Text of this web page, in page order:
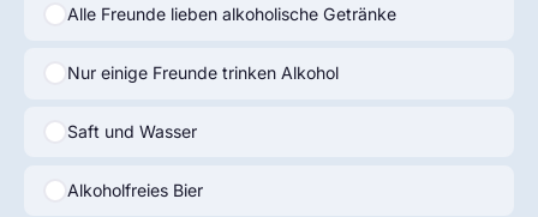
Alle Freunde lieben alkoholische Getränke
Nur einige Freunde trinken Alkohol
Saft und Wasser
Alkoholfreies Bier